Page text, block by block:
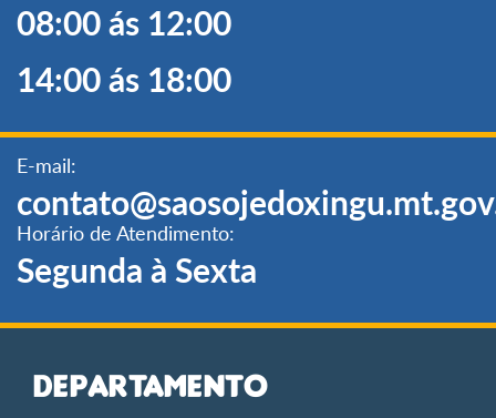
08:00 ás 12:00
14:00 ás 18:00
E-mail:
Horário de Atendimento:
Segunda à Sexta
Departamento